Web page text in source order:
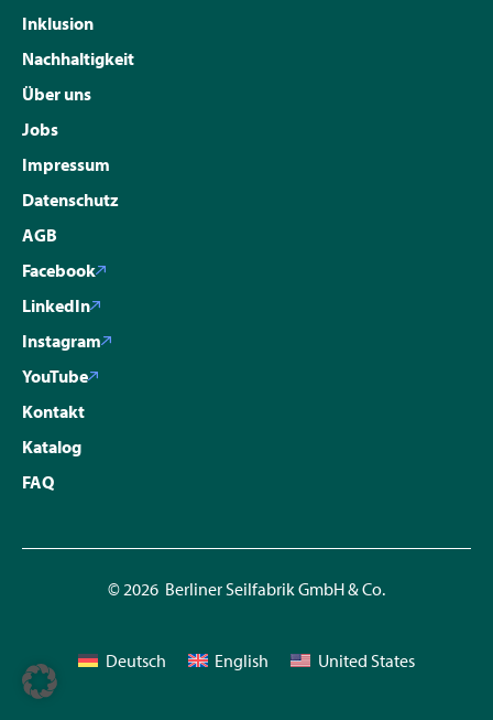
Inklusion
Nachhaltigkeit
Über uns
Jobs
Impressum
Datenschutz
AGB
Facebook
LinkedIn
Instagram
YouTube
Kontakt
Katalog
FAQ
© 2026 Berliner Seilfabrik GmbH & Co.
Deutsch English United States